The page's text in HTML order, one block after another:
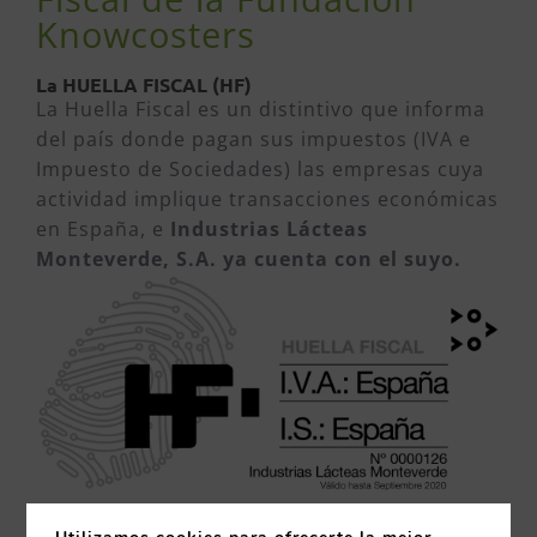
Knowcosters
La HUELLA FISCAL (HF)
La Huella Fiscal es un distintivo que informa
del país donde pagan sus impuestos (IVA e
Impuesto de Sociedades) las empresas cuya
actividad implique transacciones económicas
en España, e Industrias Lácteas
Monteverde, S.A. ya cuenta con el suyo.